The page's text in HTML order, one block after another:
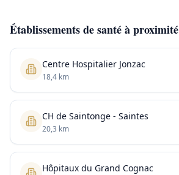
Établissements de santé à proximité
Centre Hospitalier Jonzac
18,4 km
CH de Saintonge - Saintes
20,3 km
Hôpitaux du Grand Cognac